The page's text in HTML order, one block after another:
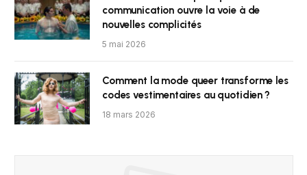
communication ouvre la voie à de
nouvelles complicités
5 mai 2026
Comment la mode queer transforme les
codes vestimentaires au quotidien ?
18 mars 2026